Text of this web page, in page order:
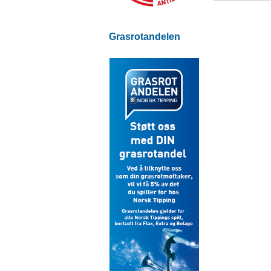
Grasrotandelen